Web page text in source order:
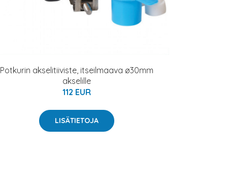
Potkurin akselitiiviste, itseilmaava ø30mm
akselille
112 EUR
LISÄTIETOJA